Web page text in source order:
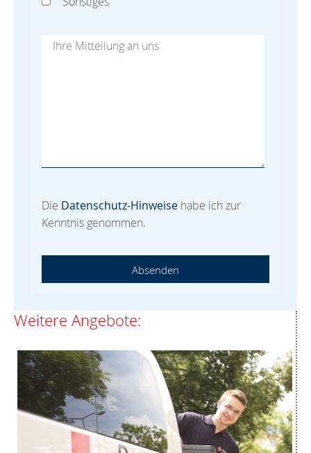
Die Datenschutz-Hinweise habe ich zur
Kenntnis genommen.
Absenden
Weitere Angebote: